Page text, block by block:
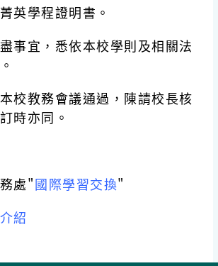
英學程證明書。
事宜，悉依本校學則及相關法
校教務會議通過，陳請校長核
時亦同。
處"國際學習交換"
紹